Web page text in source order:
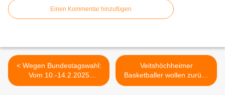
Einen Kommentar hinzufügen
< Wegen Bundestagswahl:
Vom 10.-14.2.2025
geänderte Öffnungszeiten
Veitshöchheimer
Basketballer wollen zurück
in die Erfolgsspur -